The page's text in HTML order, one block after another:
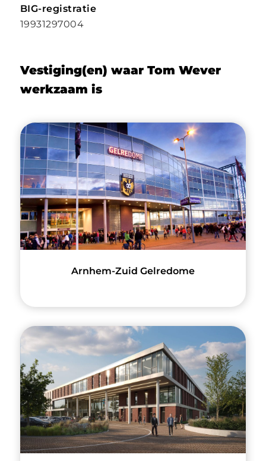
BIG-registratie
19931297004
Vestiging(en) waar Tom Wever
werkzaam is
Arnhem-Zuid Gelredome